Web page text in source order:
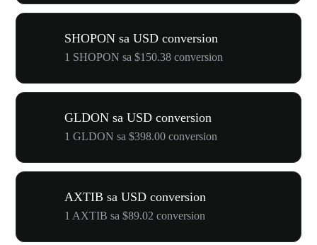
SHOPON sa USD conversion
1 SHOPON sa $150.38 conversion
GLDON sa USD conversion
1 GLDON sa $398.00 conversion
AXTIB sa USD conversion
1 AXTIB sa $89.02 conversion